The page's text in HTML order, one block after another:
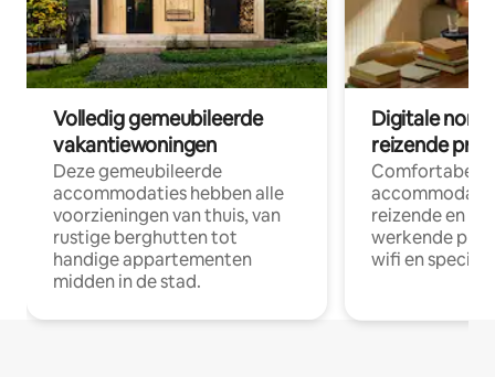
Volledig gemeubileerde
vakantiewoningen
Deze gemeubileerde
accommodaties hebben alle
voorzieningen van thuis, van
rustige berghutten tot
handige appartementen
midden in de stad.
Digitale
reizende
Comfortabele
reizende en
werkende
wifi en